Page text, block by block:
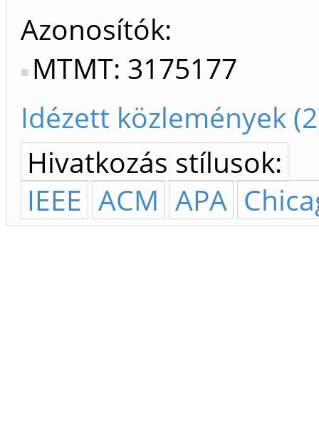
Azonosítók
MTMT: 3175177
Idézett közlemények
Hivatkozás stílusok:
IEEE ACM APA